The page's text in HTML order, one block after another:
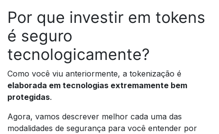
Por que investir em tokens
é seguro
tecnologicamente?
Como você viu anteriormente, a tokenização é
elaborada em tecnologias extremamente bem
protegidas.
Agora, vamos descrever melhor cada uma das
modalidades de segurança para você entender por